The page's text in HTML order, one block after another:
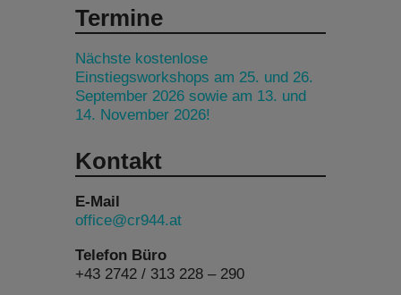
Termine
Nächste kostenlose
Einstiegsworkshops am 25. und 26.
September 2026 sowie am 13. und
14. November 2026!
Kontakt
E-Mail
office@cr944.at
Telefon Büro
+43 2742 / 313 228 – 290